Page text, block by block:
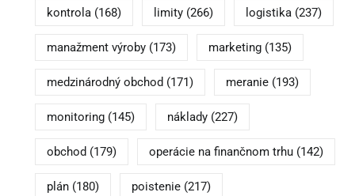
kontrola(168) limity(266) logistika(237)
manažment výroby(173) marketing(135)
medzinárodný obchod (171) meranie(193)
monitoring(145) náklady(227)
obchod (179) operácie na finančnom trhu(142)
plán(180) poistenie(217)